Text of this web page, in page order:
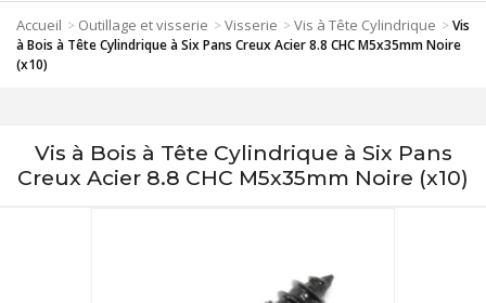
Accueil > Outillage et visserie >Visserie >Vis à Tête Cylindrique >Vis
à Bois à Tête Cylindrique à Six Pans Creux Acier 8.8 CHC M5x35mm Noire
(x10)
Vis à Bois à Tête Cylindrique à Six Pans
Creux Acier 8.8 CHC M5x35mm Noire (x10)